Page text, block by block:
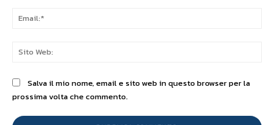
Salva il mio nome, email e sito web in questo browser per la
prossima volta che commento.